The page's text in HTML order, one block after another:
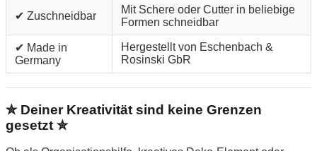
✔ Zuschneidbar
Mit Schere oder Cutter in beliebige
Formen schneidbar
✔ Made in
Germany
Hergestellt von Eschenbach &
Rosinski GbR
✮ Deiner Kreativität sind keine Grenzen
gesetzt ✮